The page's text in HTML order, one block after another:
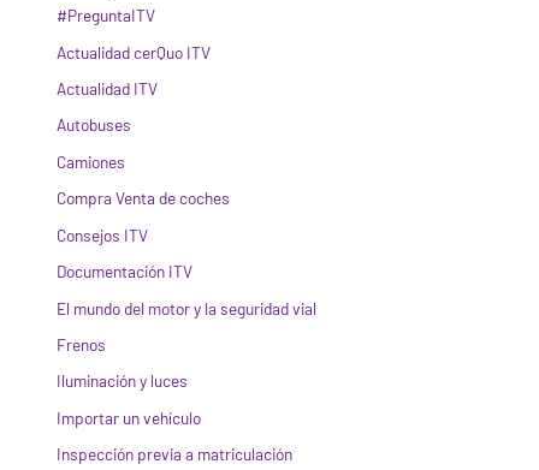
#PreguntaITV
Actualidad cerQuo ITV
Actualidad ITV
Autobuses
Camiones
Compra Venta de coches
Consejos ITV
Documentación ITV
El mundo del motor y la seguridad vial
Frenos
Iluminación y luces
Importar un vehículo
Inspección previa a matriculación